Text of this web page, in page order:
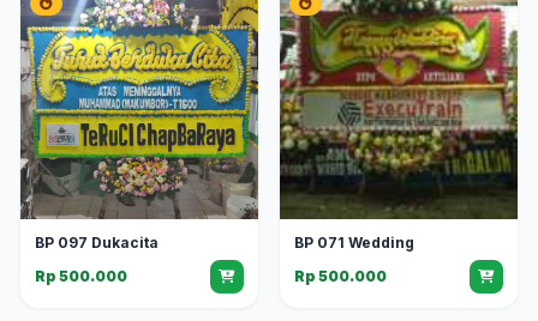
BP 097 Dukacita
Rp 500.000
BP 071 Wedding
Rp 500.000